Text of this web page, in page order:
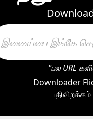
"பல URL
Downloader